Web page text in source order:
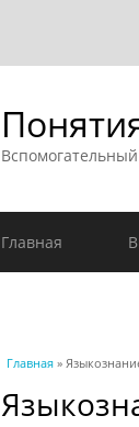
Главная
Вы здесь
Главная »